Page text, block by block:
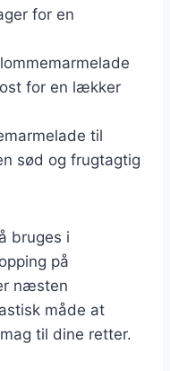
for en
for en lækker
til
sød og frugtagtig
bruges i
på
næsten
måde at
til dine retter.